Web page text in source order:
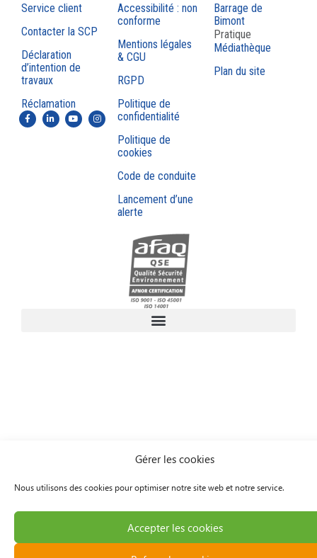
Gérer les cookies
Nous utilisons des cookies pour optimiser notre site web et notre service.
Accepter les cookies
Service client
Contacter la SCP
Déclaration
d’intention de
travaux
Réclamation
Accessibilité : non
conforme
Mentions légales
& CGU
RGPD
Politique de
confidentialité
Politique de
cookies
Code de conduite
Lancement d’une
alerte
Barrage de
Bimont
Pratique
Médiathèque
Plan du site